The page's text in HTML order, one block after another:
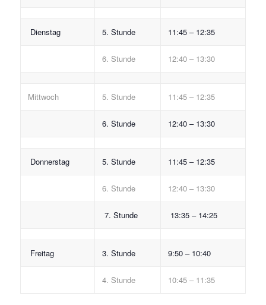
Dienstag 5. Stunde 11:45 – 12:35
6. Stunde 12:40 – 13:30
Mittwoch 5. Stunde 11:45 – 12:35
6. Stunde 12:40 – 13:30
Donnerstag 5. Stunde 11:45 – 12:35
6. Stunde 12:40 – 13:30
7. Stunde 13:35 – 14:25
Freitag 3. Stunde 9:50 – 10:40
4. Stunde 10:45 – 11:35